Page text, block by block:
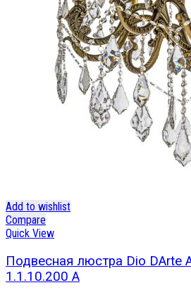
Add to wishlist
Compare
Quick View
Подвесная люстра Dio DArte
1.1.10.200 A